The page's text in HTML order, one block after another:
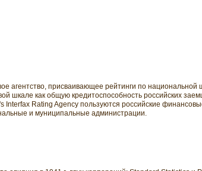
агентство, присваивающее рейтинги по национальной
шкале как общую кредитоспособность российских
Interfax Rating Agency пользуются российские
и муниципальные администрации.